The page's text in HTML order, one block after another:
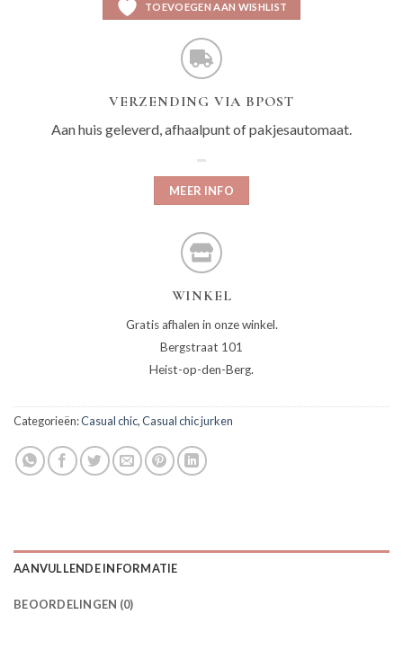
TOEVOEGEN AAN WISHLIST
VERZENDING VIA BPOST
Aan huis geleverd, afhaalpunt of pakjesautomaat.
MEER INFO
WINKEL
Gratis afhalen in onze winkel.
Bergstraat 101
Heist-op-den-Berg.
Categorieën:Casual chic,Casual chic jurken
AANVULLENDE INFORMATIE
BEOORDELINGEN (0)